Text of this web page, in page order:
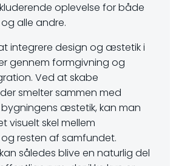
oplevelse for både
alle andre.
integrere design og æstetik i
gennem formgivning og
Ved at skabe
smelter sammen med
æstetik, kan man
visuelt skel mellem
resten af samfundet.
således blive en naturlig del